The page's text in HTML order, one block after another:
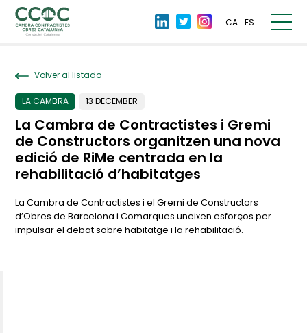
CA ES
Volver al listado
LA CAMBRA 13 DECEMBER
La Cambra de Contractistes i Gremi
de Constructors organitzen una nova
edició de RiMe centrada en la
rehabilitació d’habitatges
La Cambra de Contractistes i el Gremi de Constructors
d’Obres de Barcelona i Comarques uneixen esforços per
impulsar el debat sobre habitatge i la rehabilitació.